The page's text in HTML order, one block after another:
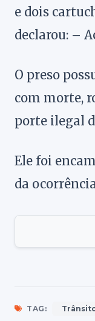
e dois
declarou: –
O preso
com morte,
porte ilegal
Ele foi
da
TAG: